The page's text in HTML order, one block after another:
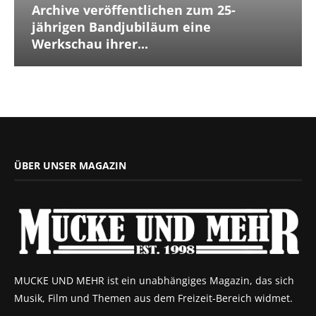
Archive veröffentlichen zum 25-
jährigen Bandjubiläum eine
Werkschau ihrer...
ÜBER UNSER MAGAZIN
MUCKE UND MEHR ist ein unabhängiges Magazin, das sich
Musik, Film und Themen aus dem Freizeit-Bereich widmet.